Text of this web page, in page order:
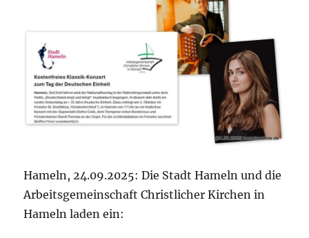
16.12.2025
Hameln, 24.09.2025: Die Stadt Hameln und die
Arbeitsgemeinschaft Christlicher Kirchen in
Hameln laden ein: